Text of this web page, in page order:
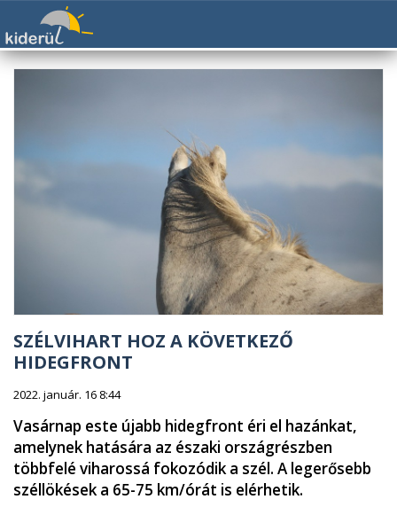
SZÉLVIHART HOZ A KÖVETKEZŐ
HIDEGFRONT
2022. január. 16 8:44
Vasárnap este újabb hidegfront éri el hazánkat,
amelynek hatására az északi országrészben
többfelé viharossá fokozódik a szél. A legerősebb
széllökések a 65-75 km/órát is elérhetik.